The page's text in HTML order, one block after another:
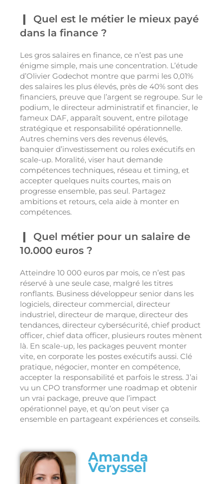
Quel est le métier le mieux payé
dans la finance ?
Les gros salaires en finance, ce n’est pas une
énigme simple, mais une concentration. L’étude
d’Olivier Godechot montre que parmi les 0,01%
des salaires les plus élevés, près de 40% sont des
financiers, preuve que l’argent se regroupe. Sur le
podium, le directeur administratif et financier, le
fameux DAF, apparaît souvent, entre pilotage
stratégique et responsabilité opérationnelle.
Autres chemins vers des revenus élevés,
banquier d’investissement ou roles exécutifs en
scale-up. Moralité, viser haut demande
compétences techniques, réseau et timing, et
accepter quelques nuits courtes, mais on
progresse ensemble, pas seul. Partagez
ambitions et retours, cela aide à monter en
compétences.
Quel métier pour un salaire de
10.000 euros ?
Atteindre 10 000 euros par mois, ce n’est pas
réservé à une seule case, malgré les titres
ronflants. Business développeur senior dans les
logiciels, directeur commercial, directeur
industriel, directeur de marque, directeur des
tendances, directeur cybersécurité, chief product
officer, chief data officer, plusieurs routes mènent
là. En scale-up, les packages peuvent monter
vite, en corporate les postes exécutifs aussi. Clé
pratique, négocier, monter en compétence,
accepter la responsabilité et parfois le stress. J’ai
vu un CPO transformer une roadmap et obtenir
un vrai package, preuve que l’impact
opérationnel paye, et qu’on peut viser ça
ensemble en partageant expériences et conseils.
Amanda
Veryssel